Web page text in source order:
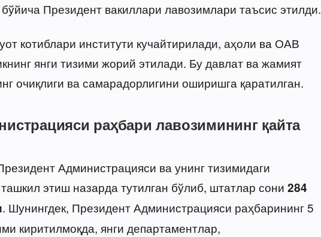
Президент вакиллари лавозимлари таъсис этилди.
котиблари институти кучайтирилади, аҳоли ва ОАВ
янги тизими жорий этилади. Бу давлат ва жамият
очиқлиги ва самарадорлигини оширишга қаратилган.
раҳбари лавозимининг қайта
Администрацияси ва унинг тизимидаги
этиш назарда тутилган бўлиб, штатлар сони 284
. Шунингдек, Президент Администрацияси раҳбарининг 5
киритилмоқда, янги департаментлар,